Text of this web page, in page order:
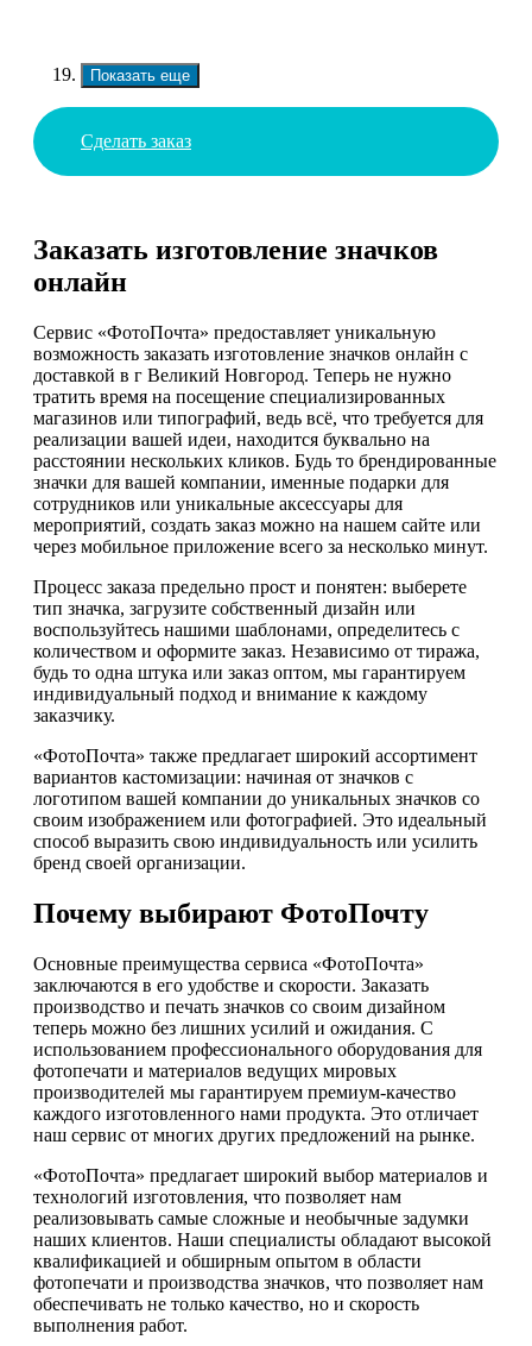
Показать еще
Сделать заказ
Заказать изготовление значков
онлайн
Сервис «ФотоПочта» предоставляет уникальную
возможность заказать изготовление значков онлайн с
доставкой в г Великий Новгород. Теперь не нужно
тратить время на посещение специализированных
магазинов или типографий, ведь всё, что требуется для
реализации вашей идеи, находится буквально на
расстоянии нескольких кликов. Будь то брендированные
значки для вашей компании, именные подарки для
сотрудников или уникальные аксессуары для
мероприятий, создать заказ можно на нашем сайте или
через мобильное приложение всего за несколько минут.
Процесс заказа предельно прост и понятен: выберете
тип значка, загрузите собственный дизайн или
воспользуйтесь нашими шаблонами, определитесь с
количеством и оформите заказ. Независимо от тиража,
будь то одна штука или заказ оптом, мы гарантируем
индивидуальный подход и внимание к каждому
заказчику.
«ФотоПочта» также предлагает широкий ассортимент
вариантов кастомизации: начиная от значков с
логотипом вашей компании до уникальных значков со
своим изображением или фотографией. Это идеальный
способ выразить свою индивидуальность или усилить
бренд своей организации.
Почему выбирают ФотоПочту
Основные преимущества сервиса «ФотоПочта»
заключаются в его удобстве и скорости. Заказать
производство и печать значков со своим дизайном
теперь можно без лишних усилий и ожидания. С
использованием профессионального оборудования для
фотопечати и материалов ведущих мировых
производителей мы гарантируем премиум-качество
каждого изготовленного нами продукта. Это отличает
наш сервис от многих других предложений на рынке.
«ФотоПочта» предлагает широкий выбор материалов и
технологий изготовления, что позволяет нам
реализовывать самые сложные и необычные задумки
наших клиентов. Наши специалисты обладают высокой
квалификацией и обширным опытом в области
фотопечати и производства значков, что позволяет нам
обеспечивать не только качество, но и скорость
выполнения работ.